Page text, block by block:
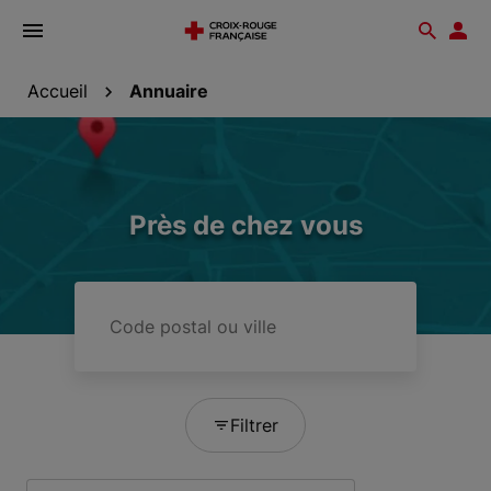
Ouvrir
Accueil Annuaire
Près de chez vous
postal
Filtrer